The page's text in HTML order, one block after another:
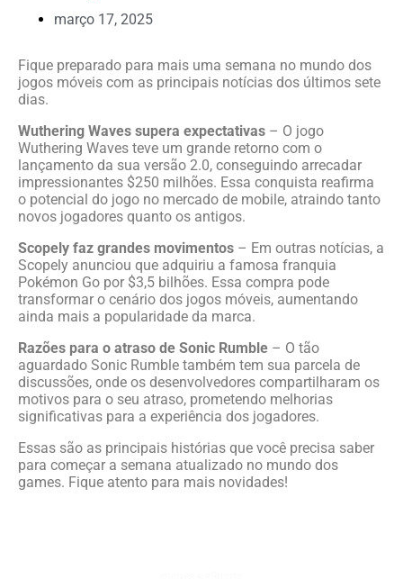
março 17, 2025
Fique preparado para mais uma semana no mundo dos
jogos móveis com as principais notícias dos últimos sete
dias.
Wuthering Waves supera expectativas – O jogo
Wuthering Waves teve um grande retorno com o
lançamento da sua versão 2.0, conseguindo arrecadar
impressionantes $250 milhões. Essa conquista reafirma
o potencial do jogo no mercado de mobile, atraindo tanto
novos jogadores quanto os antigos.
Scopely faz grandes movimentos – Em outras notícias, a
Scopely anunciou que adquiriu a famosa franquia
Pokémon Go por $3,5 bilhões. Essa compra pode
transformar o cenário dos jogos móveis, aumentando
ainda mais a popularidade da marca.
Razões para o atraso de Sonic Rumble – O tão
aguardado Sonic Rumble também tem sua parcela de
discussões, onde os desenvolvedores compartilharam os
motivos para o seu atraso, prometendo melhorias
significativas para a experiência dos jogadores.
Essas são as principais histórias que você precisa saber
para começar a semana atualizado no mundo dos
games. Fique atento para mais novidades!